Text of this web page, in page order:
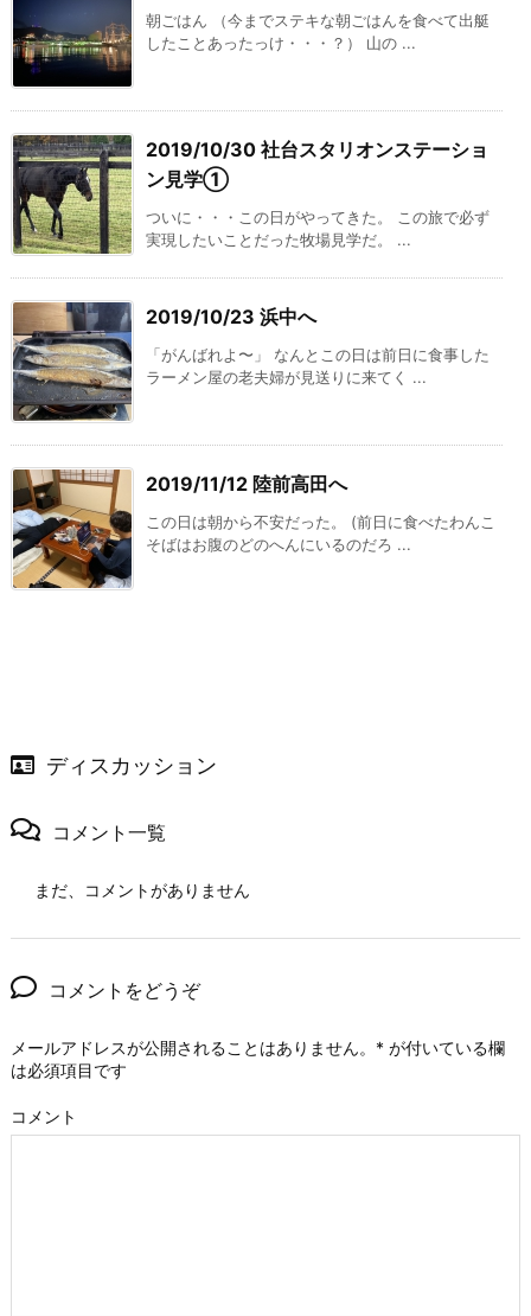
朝ごはん （今までステキな朝ごはんを食べて出艇
したことあったっけ・・・？） 山の ...
2019/10/30 社台スタリオンステーショ
ン見学①
ついに・・・この日がやってきた。 この旅で必ず
実現したいことだった牧場見学だ。 ...
2019/10/23 浜中へ
「がんばれよ〜」 なんとこの日は前日に食事した
ラーメン屋の老夫婦が見送りに来てく ...
2019/11/12 陸前高田へ
この日は朝から不安だった。 (前日に食べたわんこ
そばはお腹のどのへんにいるのだろ ...
ディスカッション
コメント一覧
まだ、コメントがありません
コメントをどうぞ
メールアドレスが公開されることはありません。 * が付いている欄
は必須項目です
コメント